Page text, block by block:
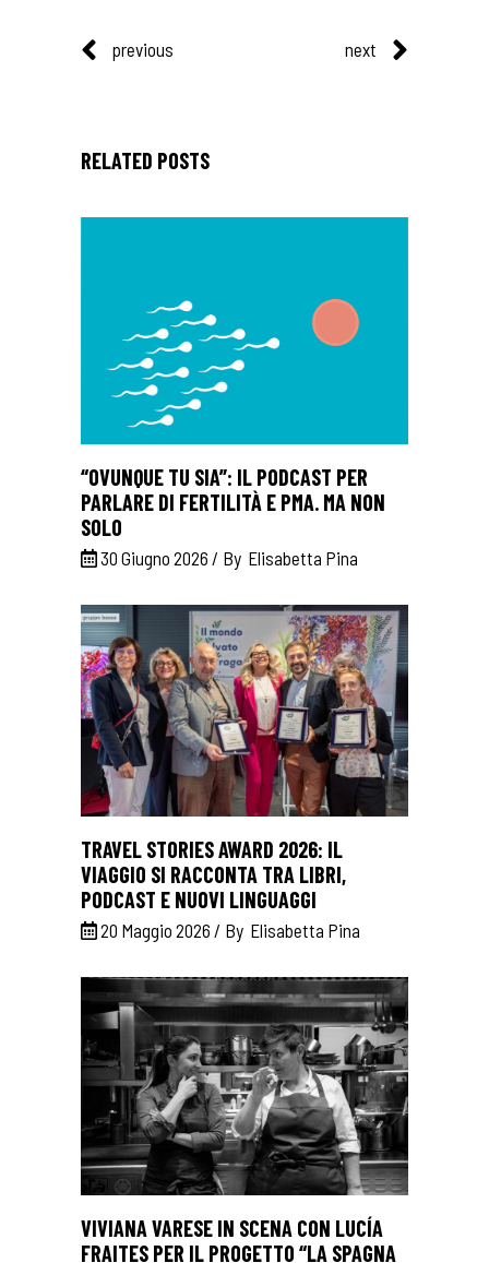
previous next
RELATED POSTS
“OVUNQUE TU SIA”: IL PODCAST PER
PARLARE DI FERTILITÀ E PMA. MA NON
SOLO
30 Giugno 2026 By Elisabetta Pina
TRAVEL STORIES AWARD 2026: IL
VIAGGIO SI RACCONTA TRA LIBRI,
PODCAST E NUOVI LINGUAGGI
20 Maggio 2026 By Elisabetta Pina
VIVIANA VARESE IN SCENA CON LUCÍA
FRAITES PER IL PROGETTO “LA SPAGNA